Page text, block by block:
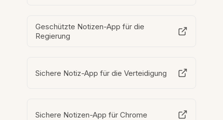
Geschützte Notizen-App für die
Regierung
Sichere Notiz-App für die Verteidigung
Sichere Notizen-App für Chrome